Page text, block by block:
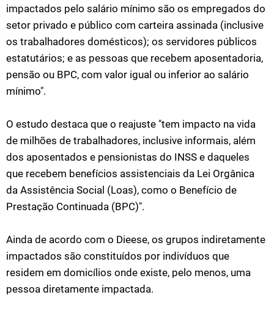
impactados pelo salário mínimo são os empregados do
setor privado e público com carteira assinada (inclusive
os trabalhadores domésticos); os servidores públicos
estatutários; e as pessoas que recebem aposentadoria,
pensão ou BPC, com valor igual ou inferior ao salário
mínimo".
O estudo destaca que o reajuste "tem impacto na vida
de milhões de trabalhadores, inclusive informais, além
dos aposentados e pensionistas do INSS e daqueles
que recebem benefícios assistenciais da Lei Orgânica
da Assistência Social (Loas), como o Benefício de
Prestação Continuada (BPC)".
Ainda de acordo com o Dieese, os grupos indiretamente
impactados são constituídos por indivíduos que
residem em domicílios onde existe, pelo menos, uma
pessoa diretamente impactada.